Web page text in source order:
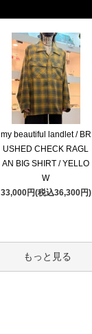
my beautiful landlet / BR
USHED CHECK RAGL
AN BIG SHIRT / YELLO
W
33,000円(税込36,300円)
もっと見る